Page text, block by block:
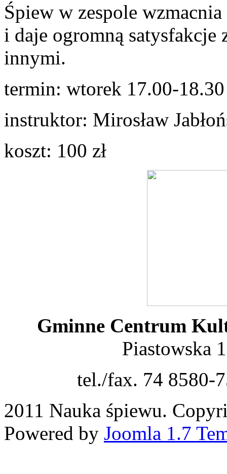
Śpiew w zespole
i daje ogromną
innymi.
termin: wtorek 17.00-18.30
instruktor: Mirosław
koszt: 100 zł
Gminne Centrum
Piastowska
tel./fax. 74 8580-
2011 Nauka śpiewu.
Powered by Joomla 1.7